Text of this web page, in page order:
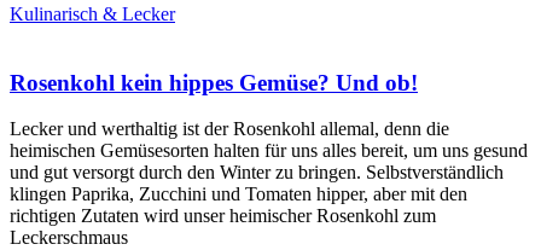
Kulinarisch & Lecker
Rosenkohl kein hippes Gemüse? Und ob!
Lecker und werthaltig ist der Rosenkohl allemal, denn die
heimischen Gemüsesorten halten für uns alles bereit, um uns gesund
und gut versorgt durch den Winter zu bringen. Selbstverständlich
klingen Paprika, Zucchini und Tomaten hipper, aber mit den
richtigen Zutaten wird unser heimischer Rosenkohl zum
Leckerschmaus